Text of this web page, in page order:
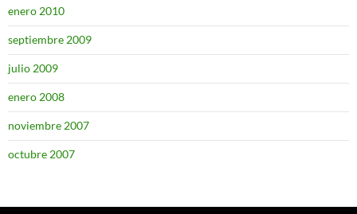
enero 2010
septiembre 2009
julio 2009
enero 2008
noviembre 2007
octubre 2007